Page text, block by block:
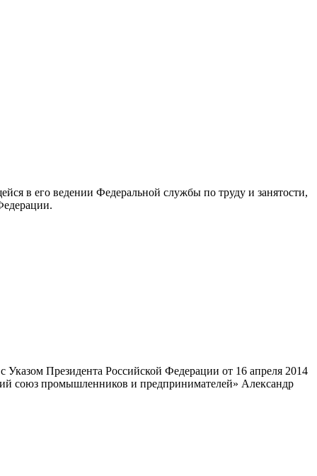
в его ведении Федеральной службы по труду и занятости,
Президента Российской Федерации от 16 апреля 2014
союз промышленников и предпринимателей» Александр